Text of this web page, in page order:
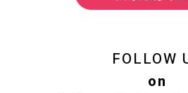
FOLLOW
on